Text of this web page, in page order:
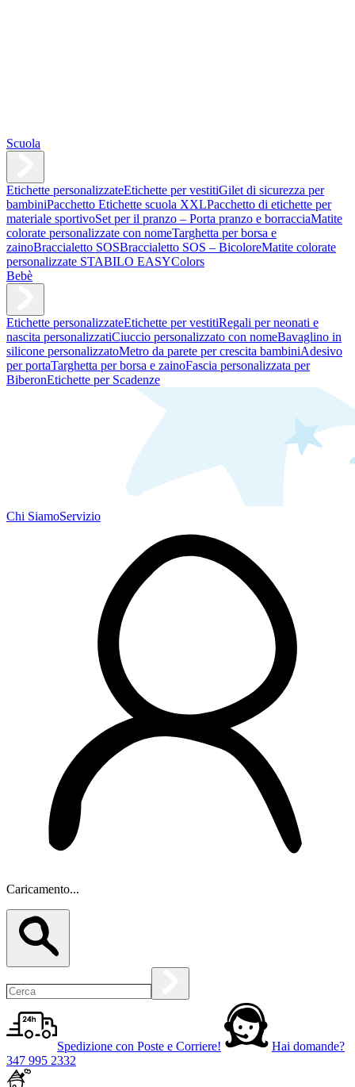
Scuola
Etichette personalizzateEtichette per vestitiGilet di sicurezza per
bambiniPacchetto Etichette scuola XXLPacchetto di etichette per
materiale sportivoSet per il pranzo – Porta pranzo e borracciaMatite
colorate personalizzate con nomeTarghetta per borsa e
zainoBraccialetto SOSBraccialetto SOS – BicoloreMatite colorate
personalizzate STABILO EASYColors
Bebè
Etichette personalizzateEtichette per vestitiRegali per neonati e
nascita personalizzatiCiuccio personalizzato con nomeBavaglino in
silicone personalizzatoMetro da parete per crescita bambiniAdesivo
per portaTarghetta per borsa e zainoFascia personalizzata per
BiberonEtichette per Scadenze
Chi SiamoServizio
Caricamento...
Spedizione con Poste e Corriere!
Hai domande?
347 995 2332